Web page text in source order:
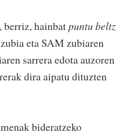
berriz, hainbatpuntu beltz
eta SAM zubiaren
sarrera edota auzoren
dira aipatu dituzten
bideratzeko